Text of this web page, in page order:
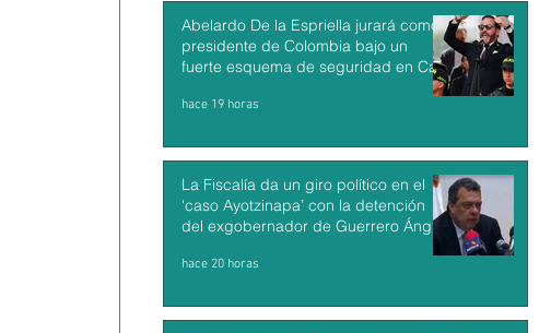
Abelardo De la Espriella jurará como
presidente de Colombia bajo un
fuerte esquema de seguridad en Cali
hace 19 horas
La Fiscalía da un giro político en el
‘caso Ayotzinapa’ con la detención
del exgobernador de Guerrero Ángel
hace 20 horas